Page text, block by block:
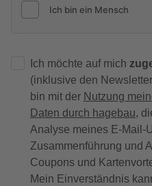
Ich möchte auf mich
(inklusive den
bin mit der Nutzung
Daten durch hagebau,
Analyse meines E-Mail-
Zusammenführung und
Coupons und
Mein Einverständnis